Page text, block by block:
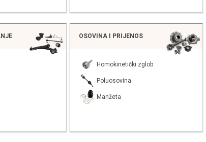
OSOVINA I PRIJENOS
Homokinetički zglob
Poluosovina
Manžeta